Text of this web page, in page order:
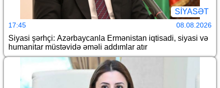
SİYASƏT
17:45 08.08.2026
Siyasi şərhçi: Azərbaycanla Ermənistan iqtisadi, siyasi və
humanitar müstəvidə əməli addımlar atır